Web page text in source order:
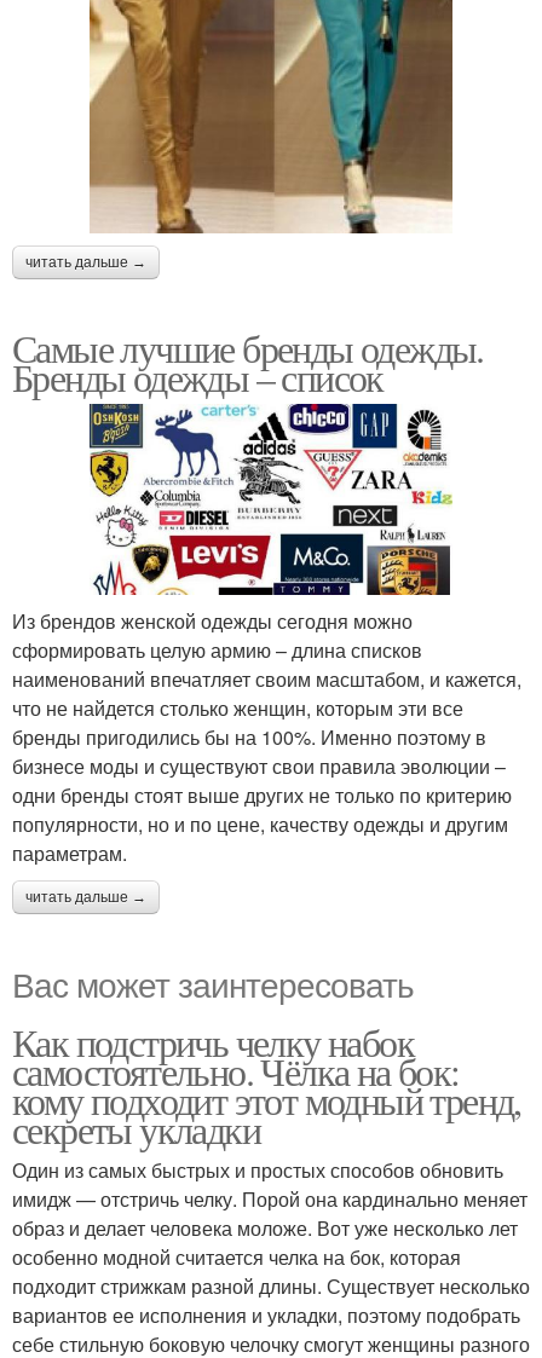
читать дальше →
Самые лучшие бренды одежды.
Бренды одежды – список
Из брендов женской одежды сегодня можно
сформировать целую армию – длина списков
наименований впечатляет своим масштабом, и кажется,
что не найдется столько женщин, которым эти все
бренды пригодились бы на 100%. Именно поэтому в
бизнесе моды и существуют свои правила эволюции –
одни бренды стоят выше других не только по критерию
популярности, но и по цене, качеству одежды и другим
параметрам.
читать дальше →
Вас может заинтересовать
Как подстричь челку набок
самостоятельно. Чёлка на бок:
кому подходит этот модный тренд,
секреты укладки
Один из самых быстрых и простых способов обновить
имидж — отстричь челку. Порой она кардинально меняет
образ и делает человека моложе. Вот уже несколько лет
особенно модной считается челка на бок, которая
подходит стрижкам разной длины. Существует несколько
вариантов ее исполнения и укладки, поэтому подобрать
себе стильную боковую челочку смогут женщины разного